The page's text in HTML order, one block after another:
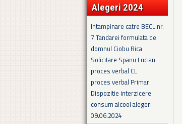
Alegeri 2024
Intampinare catre BECL nr.
7 Tandarei formulata de
domnul Ciobu Rica
Solicitare Spanu Lucian
proces verbal CL
proces verbal Primar
Dispozitie interzicere
consum alcool alegeri
09.06.2024